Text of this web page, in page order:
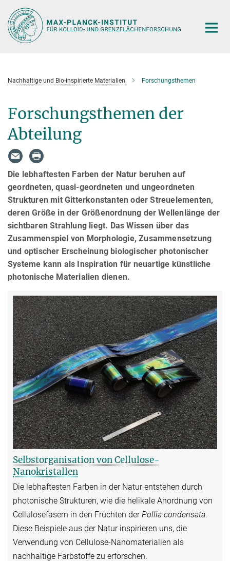
Hauptinhalt
Nachhaltige und Bio-inspirierte Materialien Forschungsthemen
Forschungsthemen der
Abteilung
Die lebhaftesten Farben der Natur beruhen auf
geordneten, quasi-geordneten und ungeordneten
Strukturen mit Gitterkonstanten oder Streuelementen,
deren Größe in der Größenordnung der Wellenlänge der
sichtbaren Strahlung liegt. Das Wissen über das
Zusammenspiel von Morphologie, Zusammensetzung
und optischer Erscheinung biologischer photonischer
Systeme kann als Inspiration für neuartige künstliche
photonische Materialien dienen.
Selbstorganisation von Cellulose-
Nanokristallen
Die lebhaftesten Farben in der Natur entstehen durch
photonische Strukturen, wie die helikale Anordnung von
Cellulosefasern in den Früchten derPollia condensata.
Diese Beispiele aus der Natur inspirieren uns, die
Verwendung von Cellulose-Nanomaterialien als
nachhaltige Farbstoffe zu erforschen.